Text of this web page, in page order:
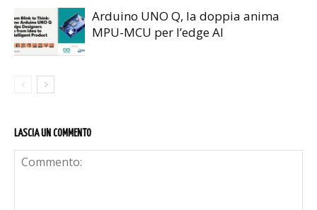
Arduino UNO Q, la doppia anima
MPU-MCU per l’edge AI
LASCIA UN COMMENTO